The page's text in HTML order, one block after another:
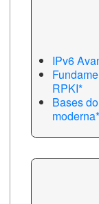
IPv6
RPKI*
Bases
moderna*